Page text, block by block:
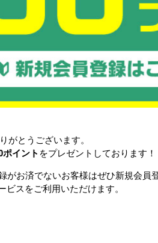
COOL FAN SPOT mini ひえっ
詳細を見る
がとうございます。
ポイント をプレゼントしております！
お済でないお客様はぜひ新規会員
スをご利用いただけます。